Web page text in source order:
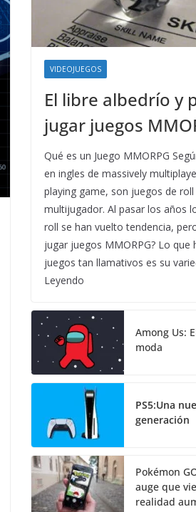
VIDEOJUEGOS
El libre albedrío y
jugar juegos
Qué es un Juego MMORPG
en ingles de massively
playing game, son juegos de roll
multijugador. Al pasar los años
roll se han vuelto tendencia,
jugar juegos MMORPG? Lo que
juegos tan llamativos es su
Leyendo
Among Us:
moda
PS5:Una
generación
Pokémon
auge que
realidad